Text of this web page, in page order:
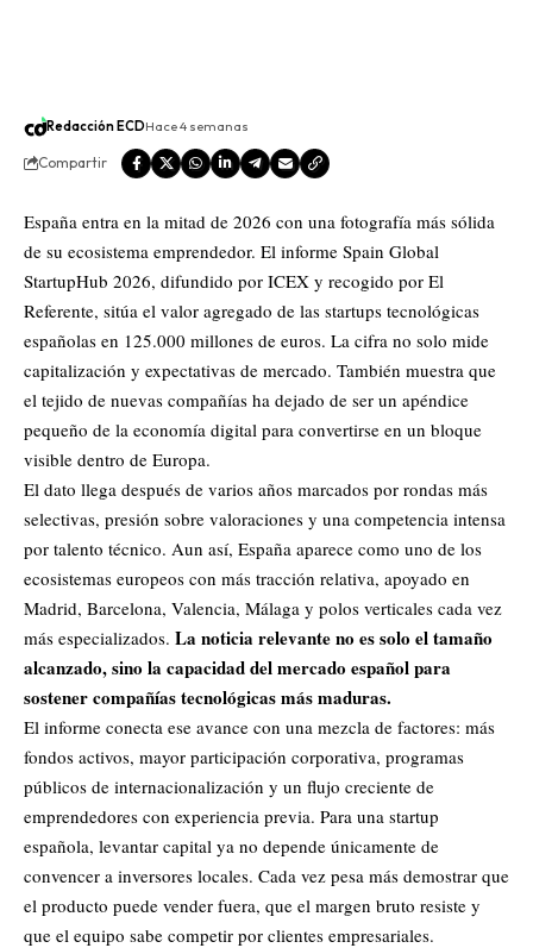
Redacción ECDHace 4 semanas
Compartir
España entra en la mitad de 2026 con una fotografía más sólida
de su ecosistema emprendedor. El informe Spain Global
StartupHub 2026, difundido por ICEX y recogido por El
Referente, sitúa el valor agregado de las startups tecnológicas
españolas en 125.000 millones de euros. La cifra no solo mide
capitalización y expectativas de mercado. También muestra que
el tejido de nuevas compañías ha dejado de ser un apéndice
pequeño de la economía digital para convertirse en un bloque
visible dentro de Europa.
El dato llega después de varios años marcados por rondas más
selectivas, presión sobre valoraciones y una competencia intensa
por talento técnico. Aun así, España aparece como uno de los
ecosistemas europeos con más tracción relativa, apoyado en
Madrid, Barcelona, Valencia, Málaga y polos verticales cada vez
más especializados. La noticia relevante no es solo el tamaño
alcanzado, sino la capacidad del mercado español para
sostener compañías tecnológicas más maduras.
El informe conecta ese avance con una mezcla de factores: más
fondos activos, mayor participación corporativa, programas
públicos de internacionalización y un flujo creciente de
emprendedores con experiencia previa. Para una startup
española, levantar capital ya no depende únicamente de
convencer a inversores locales. Cada vez pesa más demostrar que
el producto puede vender fuera, que el margen bruto resiste y
que el equipo sabe competir por clientes empresariales.